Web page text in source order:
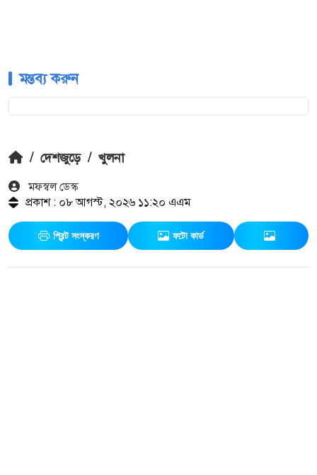
মন্তব্য করুন
/ দেশজুড়ে / খুলনা
মফস্বল ডেস্ক
প্রকাশ : ০৮ আগস্ট, ২০২৬ ১১:২০ এএম
প্রিন্ট সংস্করণ ফটো কার্ড